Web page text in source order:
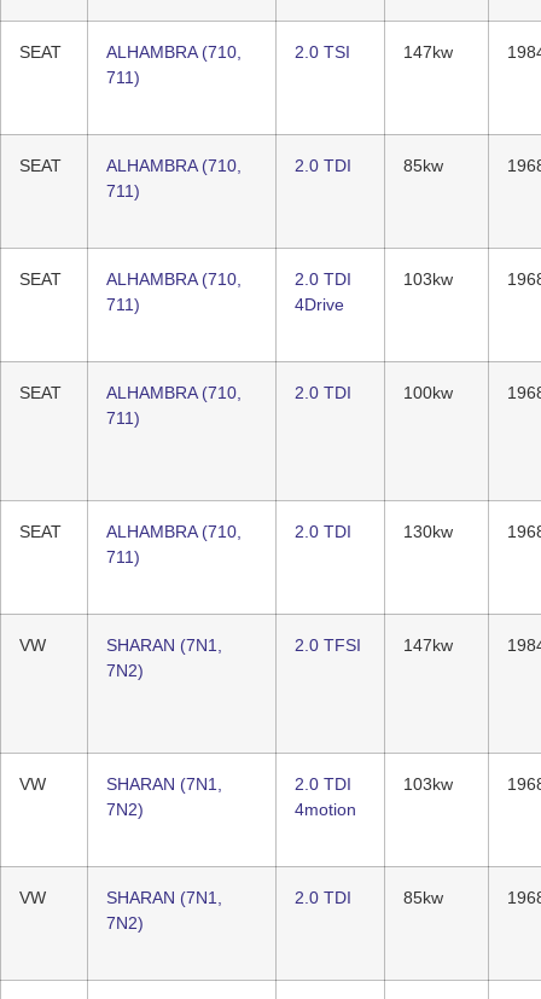
SEAT
ALHAMBRA (710,
711)
2.0 TSI 147kw
SEAT
ALHAMBRA (710,
711)
2.0 TDI 85kw
SEAT
ALHAMBRA (710,
711)
2.0 TDI
4Drive
103kw
SEAT
ALHAMBRA (710,
711)
2.0 TDI 100kw
SEAT
ALHAMBRA (710,
711)
2.0 TDI 130kw
VW
SHARAN (7N1,
7N2)
2.0 TFSI 147kw
VW
SHARAN (7N1,
7N2)
2.0 TDI
4motion
103kw
VW
SHARAN (7N1,
7N2)
2.0 TDI 85kw